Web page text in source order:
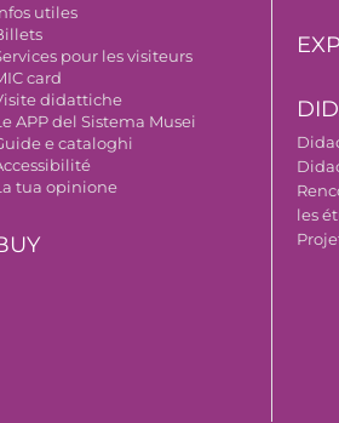
utiles
pour les visiteurs
card
didattiche
APP del Sistema Musei
e cataloghi
tua opinione
les